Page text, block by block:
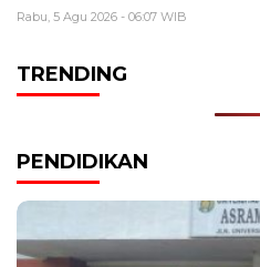
Rabu, 5 Agu 2026 - 06:07 WIB
TRENDING
PENDIDIKAN